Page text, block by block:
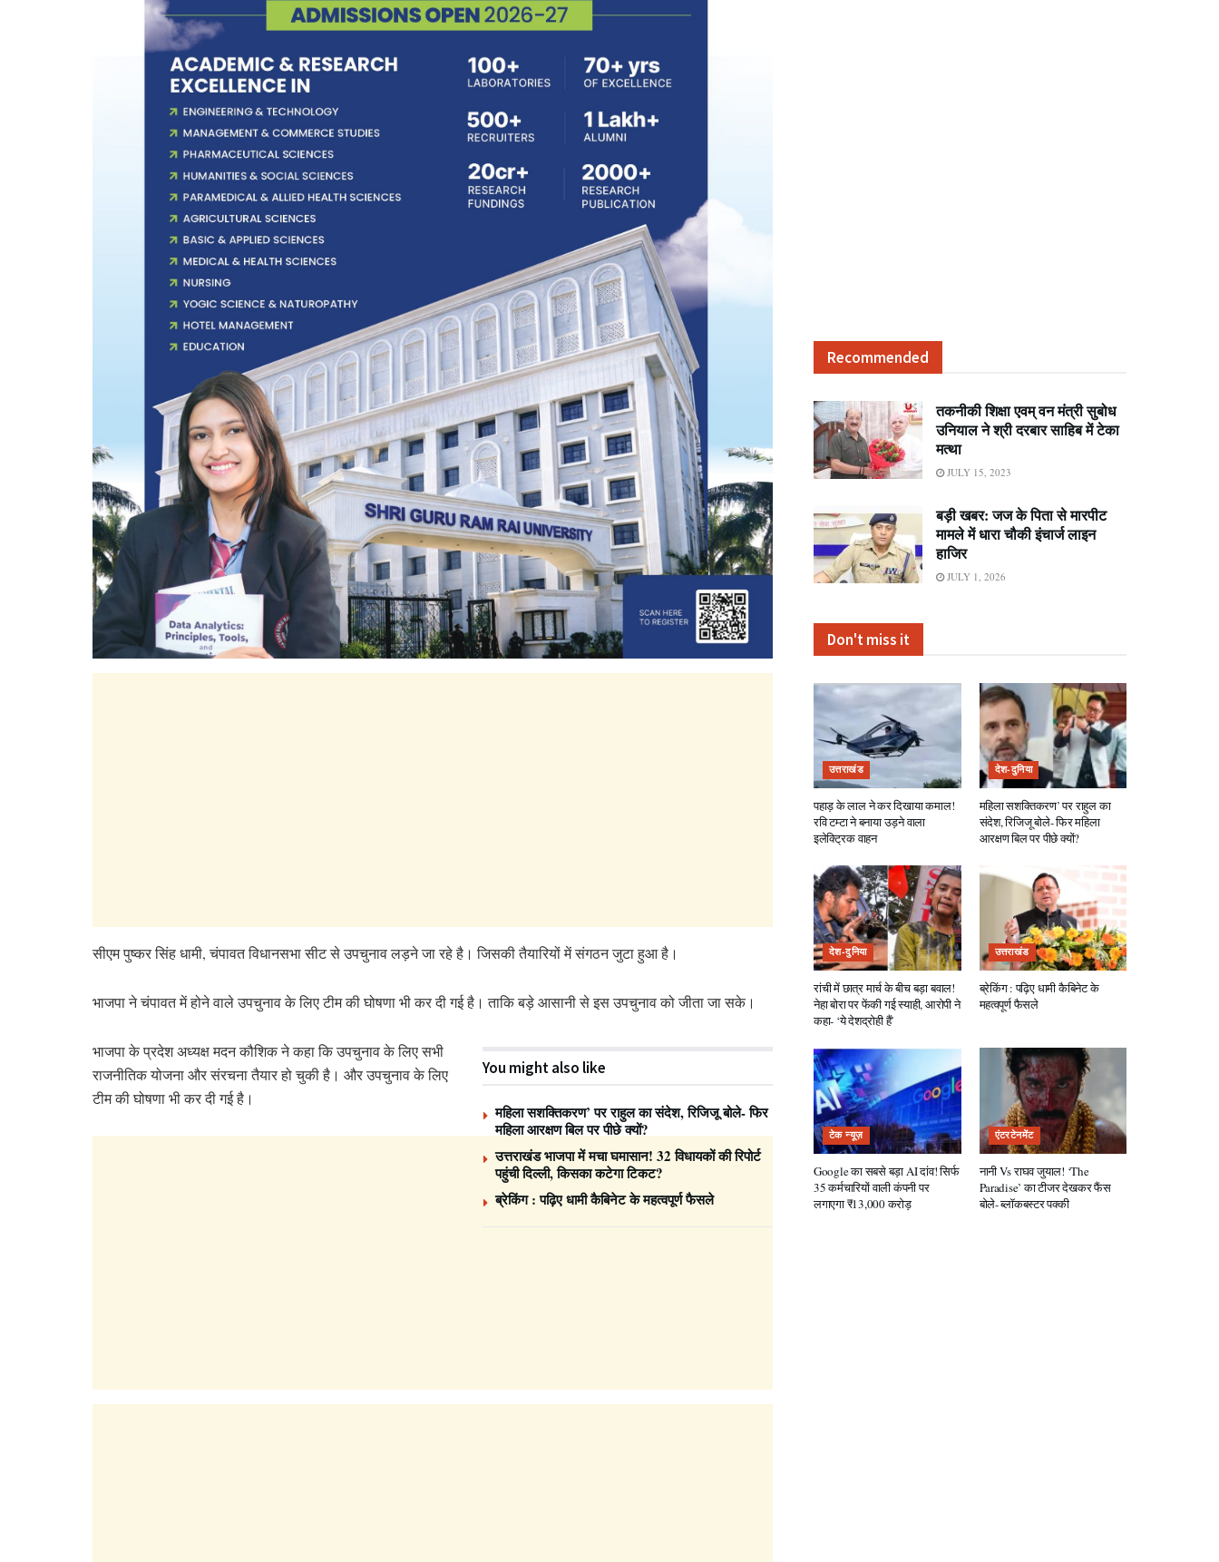
सीएम पुष्कर सिंह धामी, चंपावत विधानसभा सीट से उपचुनाव लड़ने जा रहे है। जिसकी तैयारियों में संगठन जुटा हुआ है।
भाजपा ने चंपावत में होने वाले उपचुनाव के लिए टीम की घोषणा भी कर दी गई है। ताकि बड़े आसानी से इस उपचुनाव को जीता जा सके।
You might also like
महिला सशक्तिकरण’ पर राहुल का संदेश, रिजिजू बोले- फिर
महिला आरक्षण बिल पर पीछे क्यों?
उत्तराखंड भाजपा में मचा घमासान! 32 विधायकों की रिपोर्ट
पहुंची दिल्ली, किसका कटेगा टिकट?
ब्रेकिंग : पढ़िए धामी कैबिनेट के महत्वपूर्ण फैसले
भाजपा के प्रदेश अध्यक्ष मदन कौशिक ने कहा कि उपचुनाव के लिए सभी
राजनीतिक योजना और संरचना तैयार हो चुकी है। और उपचुनाव के लिए
टीम की घोषणा भी कर दी गई है।
Recommended
तकनीकी शिक्षा एवम् वन मंत्री सुबोध
उनियाल ने श्री दरबार साहिब में टेका
मत्था
JULY 15, 2023
बड़ी खबर: जज के पिता से मारपीट
मामले में धारा चौकी इंचार्ज लाइन
हाजिर
JULY 1, 2026
Don't miss it
उत्तराखंड
पहाड़ के लाल ने कर दिखाया कमाल!
रवि टम्टा ने बनाया उड़ने वाला
इलेक्ट्रिक वाहन
देश-दुनिया
महिला सशक्तिकरण’ पर राहुल का
संदेश, रिजिजू बोले- फिर महिला
आरक्षण बिल पर पीछे क्यों?
देश-दुनिया
रांची में छात्र मार्च के बीच बड़ा बवाल!
नेहा बोरा पर फेंकी गई स्याही, आरोपी ने
कहा- ‘ये देशद्रोही हैं’
उत्तराखंड
ब्रेकिंग : पढ़िए धामी कैबिनेट के
महत्वपूर्ण फैसले
टेक न्यूज़
Google का सबसे बड़ा AI दांव! सिर्फ
35 कर्मचारियों वाली कंपनी पर
लगाएगा ₹13,000 करोड़
एंटरटेनमेंट
नानी Vs राघव जुयाल! ‘The
Paradise’ का टीजर देखकर फैंस
बोले- ब्लॉकबस्टर पक्की